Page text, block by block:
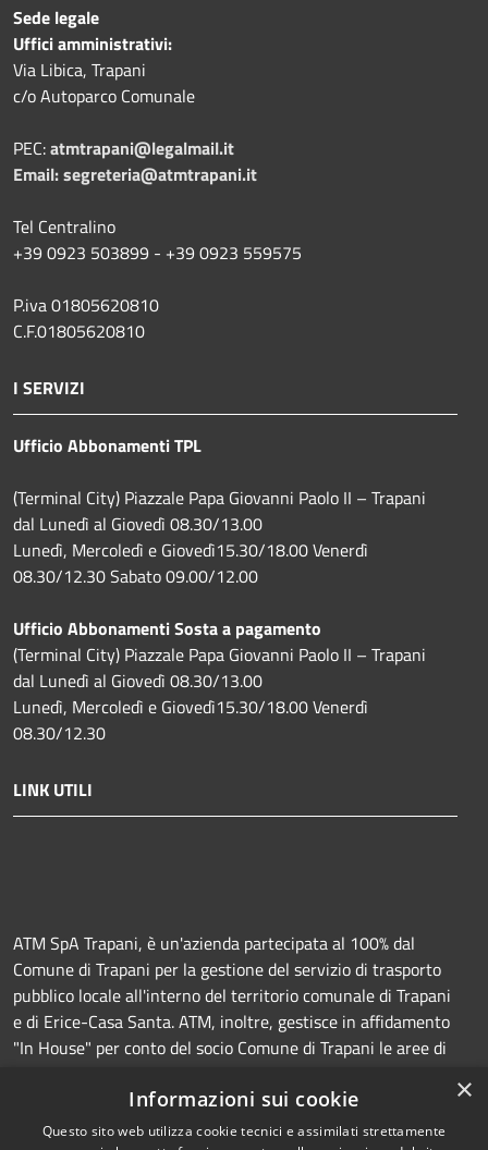
Sede legale
Uffici amministrativi:
Via Libica, Trapani
c/o Autoparco Comunale
PEC:atmtrapani@legalmail.it
Email:segreteria@atmtrapani.it
Tel Centralino
+39 0923 503899 - +39 0923 559575
P.iva 01805620810
C.F.01805620810
I SERVIZI
Ufficio Abbonamenti TPL
(Terminal City) Piazzale Papa Giovanni Paolo II – Trapani
dal Lunedì al Giovedì 08.30/13.00
Lunedì, Mercoledì e Giovedì15.30/18.00 Venerdì
08.30/12.30 Sabato 09.00/12.00
Ufficio Abbonamenti Sosta a pagamento
(Terminal City) Piazzale Papa Giovanni Paolo II – Trapani
dal Lunedì al Giovedì 08.30/13.00
Lunedì, Mercoledì e Giovedì15.30/18.00 Venerdì
08.30/12.30
LINK UTILI
ATM SpA Trapani, è un'azienda partecipata al 100% dal
Comune di Trapani per la gestione del servizio di trasporto
pubblico locale all'interno del territorio comunale di Trapani
e di Erice-Casa Santa. ATM, inoltre, gestisce in affidamento
"In House" per conto del socio Comune di Trapani le aree di
manutenzione della segnaletica orizzontale e verticale.
×
Informazioni sui cookie
Questo sito web utilizza cookie tecnici e assimilati strettamente